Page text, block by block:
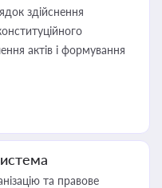
здійснення
актів і формування
та правове